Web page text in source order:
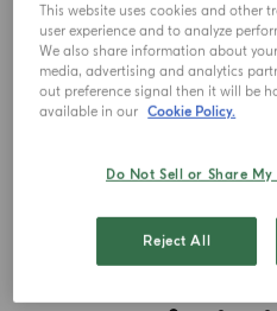
This website uses cookies and other
user experience and to analyze
We also share information about
media, advertising and analytics
out preference signal then it will be
available in our Cookie Policy.
Do Not Sell or Share
Reject All